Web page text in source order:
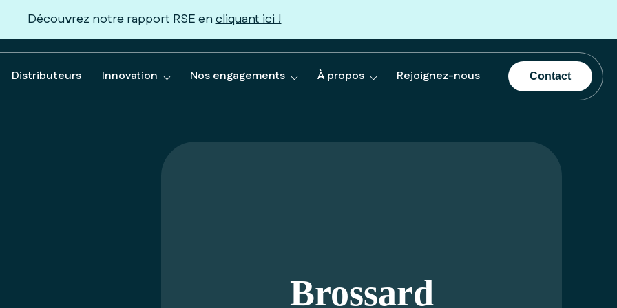
Découvrez notre rapport RSE encliquant ici !
Distributeurs Innovation Nos engagements À propos Rejoignez-nous Contact
Brossard